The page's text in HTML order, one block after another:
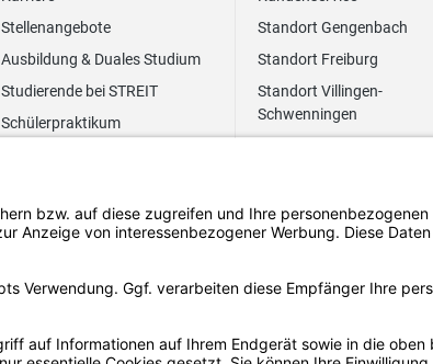
Stellenangebote
Ausbildung & Duales Studium
Studierende bei STREIT
Schülerpraktikum
Standort Gengenbach
Standort Freiburg
Standort Villingen-
Schwenningen